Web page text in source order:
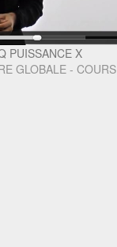
PUISSANCE X
GLOBALE - COURS